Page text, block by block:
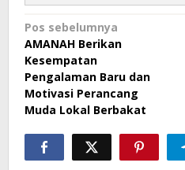
Navigasi
pos
Pos sebelumnya
AMANAH Berikan
Kesempatan
Pengalaman Baru dan
Motivasi Perancang
Muda Lokal Berbakat